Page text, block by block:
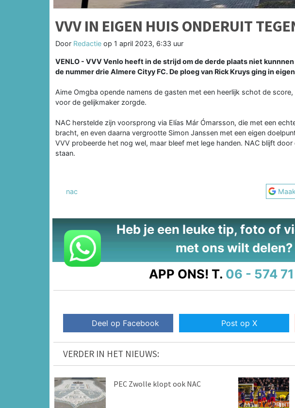
VVV IN EIGEN HUIS ONDERUIT
Door Redactie op 1 april 2023, 6:33 uur
VENLO - VVV Venlo heeft in de strijd om de derde plaats niet
de nummer drie Almere Cityy FC. De ploeg van Rick Kruys ging in
Aime Omgba opende namens de gasten met een heerlijk schot de
voor de gelijkmaker zorgde.
NAC herstelde zijn voorsprong via Elías Már Ómarsson, die met een
bracht, en even daarna vergrootte Simon Janssen met een eigen
VVV probeerde het nog wel, maar bleef met lege handen. NAC blijft
staan.
nac Maak
Heb je een leuke tip, foto of
met ons wilt delen?
APP ONS! T. 06 - 574
Deel op Facebook Post op X
VERDER IN HET NIEUWS:
PEC Zwolle klopt ook NAC